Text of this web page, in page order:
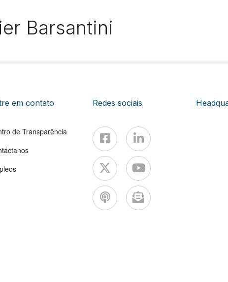
Barsantini
em contato
de Transparência
Redes sociais